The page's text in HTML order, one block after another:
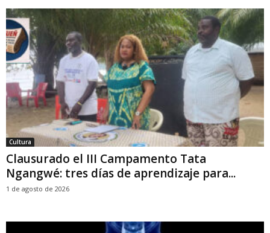
Cultura
Clausurado el III Campamento Tata
Ngangwé: tres días de aprendizaje para...
1 de agosto de 2026